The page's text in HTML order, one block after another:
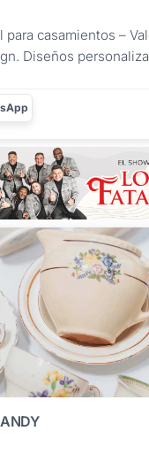
casamientos –
Diseños
Trabajo como
creando